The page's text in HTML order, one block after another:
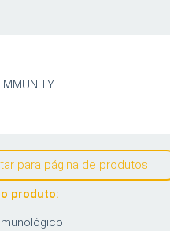
para página de produtos
produto: